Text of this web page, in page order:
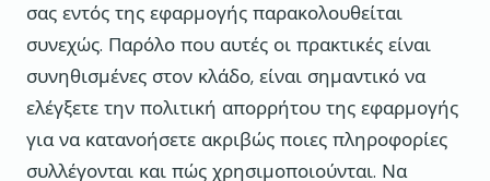
σας εντός της εφαρμογής παρακολουθείται
συνεχώς. Παρόλο που αυτές οι πρακτικές είναι
συνηθισμένες στον κλάδο, είναι σημαντικό να
ελέγξετε την πολιτική απορρήτου της εφαρμογής
για να κατανοήσετε ακριβώς ποιες πληροφορίες
συλλέγονται και πώς χρησιμοποιούνται. Να